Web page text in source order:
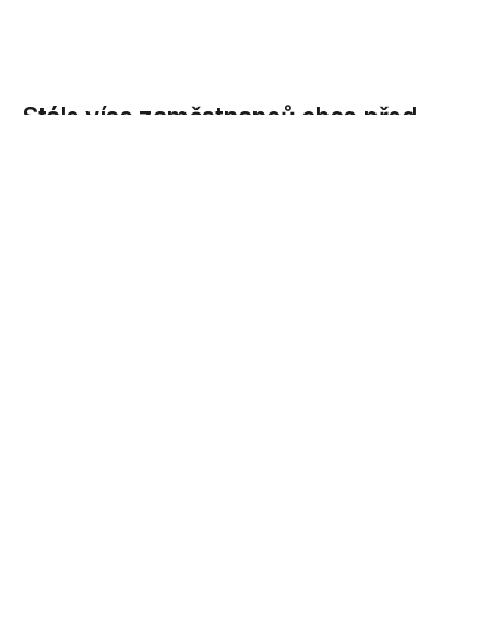
Stále více zaměstnanců chce před